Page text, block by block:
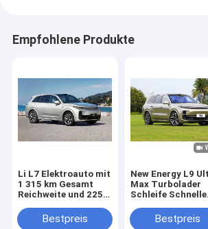
Empfohlene Produkte
Li L7 Elektroauto mit
1 315 km Gesamt
Reichweite und 225
ReichweiteBestpreis
New Energy L9
Max Turbolader
Schleife Schnelle
Für 0,5 Stunden 5
Türen 6 Sitz Suv
Bestpreis